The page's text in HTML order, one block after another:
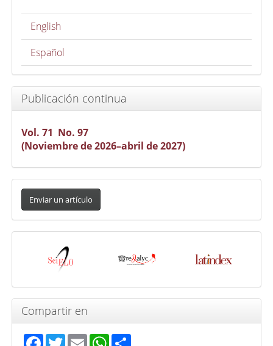
English
Español
Publicación continua
Vol. 71 No. 97
(Noviembre de 2026–abril de 2027)
Enviar
artículo
Enviar un artículo
Indexada
Compartir en
Facebook
TwitterEmailWhatsApp
Share